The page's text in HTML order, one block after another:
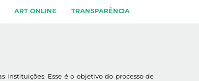
ART ONLINE TRANSPARÊNCIA
instituições. Esse é o objetivo do processo de